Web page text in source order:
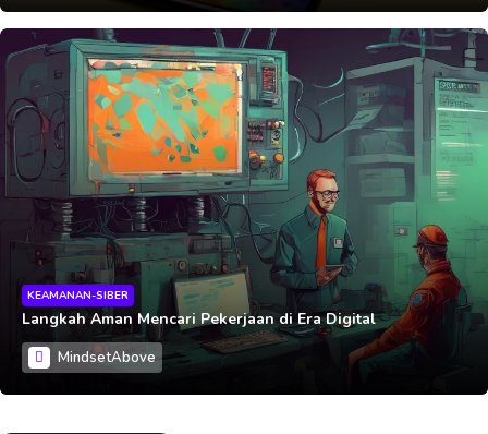
KEAMANAN-SIBER
Langkah Aman Mencari Pekerjaan di Era Digital
MindsetAbove